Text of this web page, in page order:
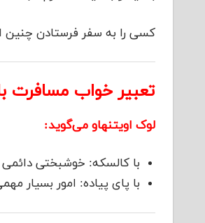
کسی را به سفر فرستادن
تعبیر خواب مسافرت
لوک اویتنهاو می‌گوید:
با کالسکه: خوشبختی دائمی
با پای پیاده: امور بسیار